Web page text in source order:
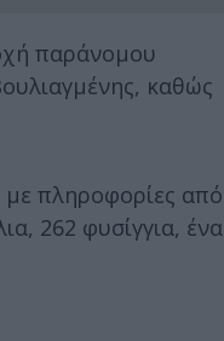
παράνομου
καθώς
πληροφορίες από
262 φυσίγγια, ένα